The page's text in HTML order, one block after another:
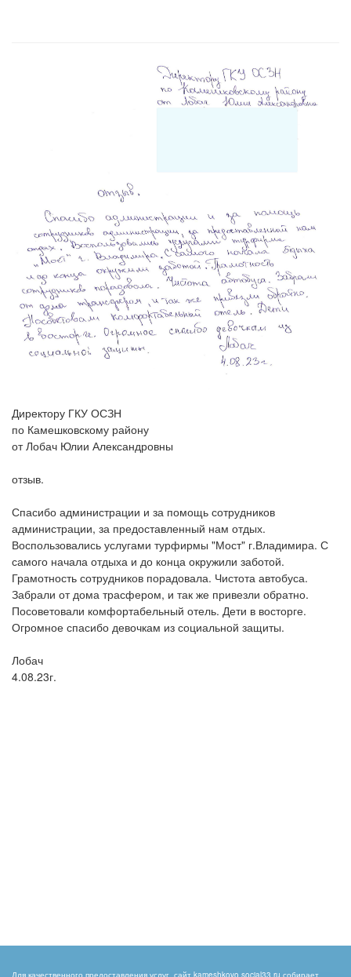
Директору ГКУ ОСЗН
по Камешковскому району
от Лобач Юлии Александровны
отзыв.
Спасибо администрации и за помощь сотрудников
администрации, за предоставленный нам отдых.
Воспользовались услугами турфирмы "Мост" г.Владимира. С
самого начала отдыха и до конца окружили заботой.
Грамотность сотрудников порадовала. Чистота автобуса.
Забрали от дома трасфером, и так же привезли обратно.
Посоветовали комфортабельный отель. Дети в восторге.
Огромное спасибо девочкам из социальной защиты.
Лобач
4.08.23г.
Для качественного предоставления услуг, сайт kameshkovo.social33.ru собирает